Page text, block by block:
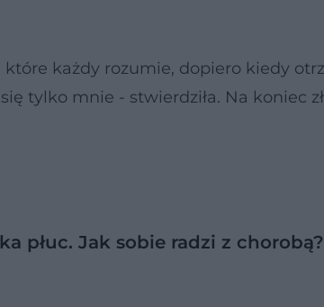
każdy rozumie, dopiero kiedy
tylko mnie - stwierdziła. Na koniec
płuc. Jak sobie radzi z chorobą?